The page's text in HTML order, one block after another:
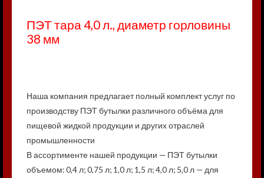
ПЭТ тара 4,0 л., диаметр горловины
38 мм
Наша компания предлагает полный комплект услуг по
производству ПЭТ бутылки различного объёма для
пищевой жидкой продукции и других отраслей
промышленности
В ассортименте нашей продукции — ПЭТ бутылки
объемом: 0,4 л; 0,75 л; 1,0 л; 1,5 л; 4,0 л; 5,0 л — для